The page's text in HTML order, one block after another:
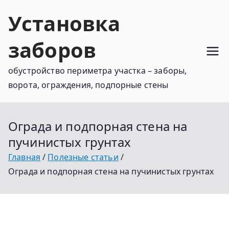
Установка
заборов
обустройство периметра участка – заборы,
ворота, ограждения, подпорные стены
Ограда и подпорная стена на
пучинистых грунтах
Главная
Полезные статьи
Ограда и подпорная стена на пучинистых грунтах